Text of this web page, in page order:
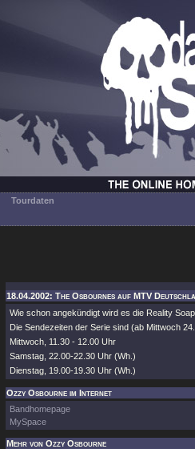
Tourdaten
18.04.2002: The Osbournes auf MTV
Wie schon angekündigt wird es die Reality
Die Sendezeiten der Serie sind (ab Mittwoch
Mittwoch, 11.30 - 12.00 Uhr
Samstag, 22.00-22.30 Uhr (Wh.)
Dienstag, 19.00-19.30 Uhr (Wh.)
Ozzy Osbourne im Internet
Bandhomepage
MySpace
Mehr von Ozzy Osbourne